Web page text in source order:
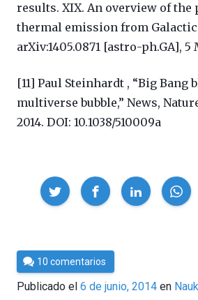
results. XIX. An overview of the
thermal emission from Galactic
arXiv:1405.0871 [astro-ph.GA], 5
[11] Paul Steinhardt , “Big Bang
multiverse bubble,” News,
2014. DOI: 10.1038/510009a
Compartir
Por
Cultura
Cientifica
10 comentarios
Publicado el 6 de junio, 2014 en